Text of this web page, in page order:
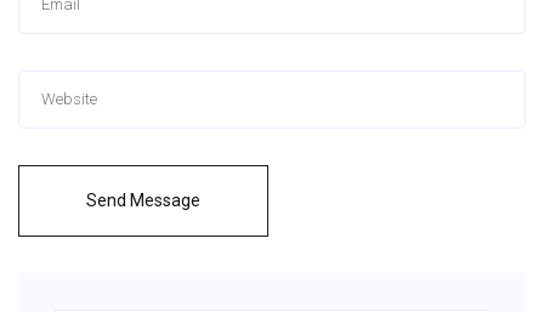
Send Message